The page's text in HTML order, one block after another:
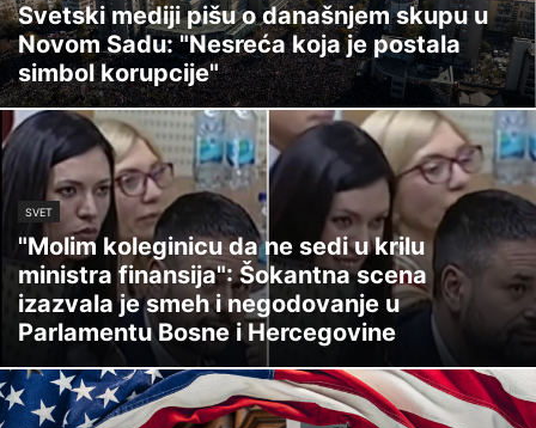
Svetski mediji pišu o današnjem skupu u
Novom Sadu: "Nesreća koja je postala
simbol korupcije"
SVET
"Molim koleginicu da ne sedi u krilu
ministra finansija": Šokantna scena
izazvala je smeh i negodovanje u
Parlamentu Bosne i Hercegovine